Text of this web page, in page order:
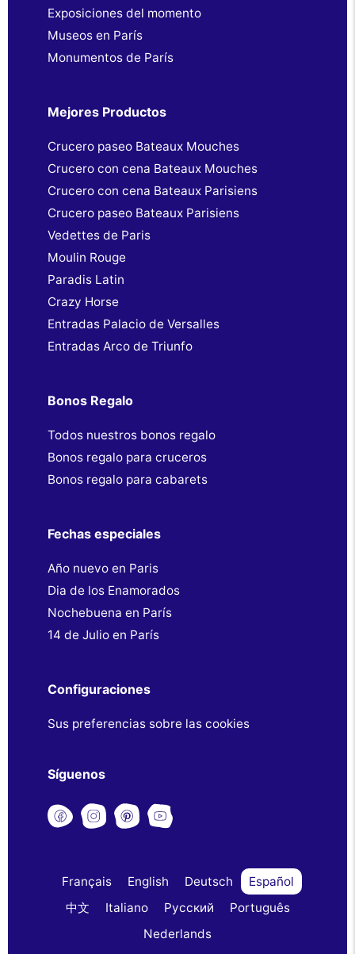
Exposiciones del momento
Museos en París
Monumentos de París
Mejores Productos
Crucero paseo Bateaux Mouches
Crucero con cena Bateaux Mouches
Crucero con cena Bateaux Parisiens
Crucero paseo Bateaux Parisiens
Vedettes de Paris
Moulin Rouge
Paradis Latin
Crazy Horse
Entradas Palacio de Versalles
Entradas Arco de Triunfo
Bonos Regalo
Todos nuestros bonos regalo
Bonos regalo para cruceros
Bonos regalo para cabarets
Fechas especiales
Año nuevo en Paris
Dia de los Enamorados
Nochebuena en París
14 de Julio en París
Configuraciones
Sus preferencias sobre las cookies
Síguenos
Français English Deutsch
Español
中文
Italiano Русский
Português
Nederlands